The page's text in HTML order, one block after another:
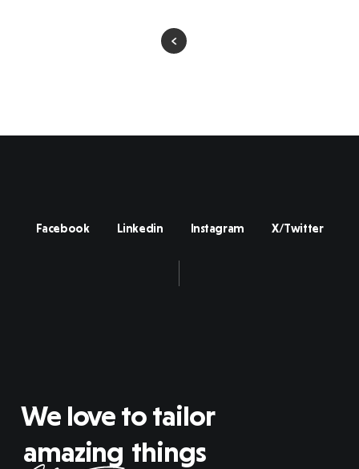
Facebook Linkedin Instagram X/Twitter
We love to tailor
amazing things